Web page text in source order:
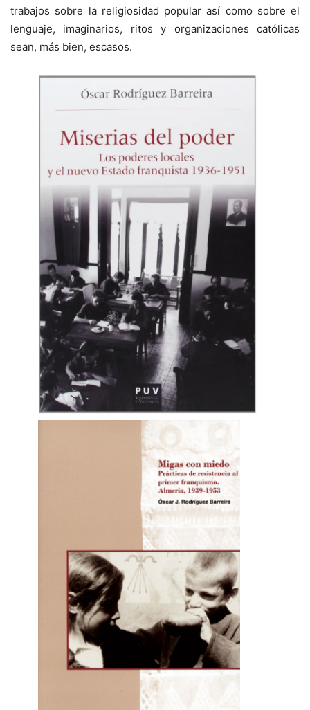
trabajos sobre la religiosidad popular así como sobre el
lenguaje, imaginarios, ritos y organizaciones católicas
sean, más bien, escasos.